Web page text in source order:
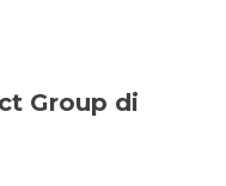
Group di